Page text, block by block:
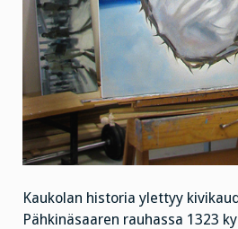
Kaukolan historia ylettyy
Pähkinäsaaren rauhassa 1323